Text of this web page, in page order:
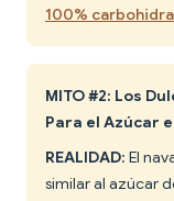
100%
MITO #2: Los
Para el Azúcar
REALIDAD: El
similar al azúcar